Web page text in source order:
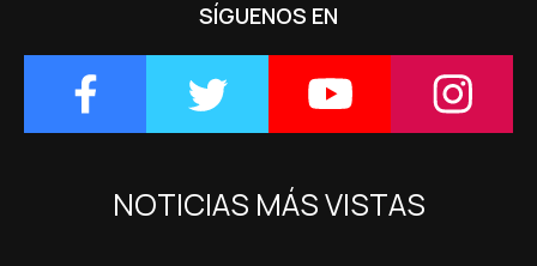
SÍGUENOS EN
NOTICIAS MÁS VISTAS